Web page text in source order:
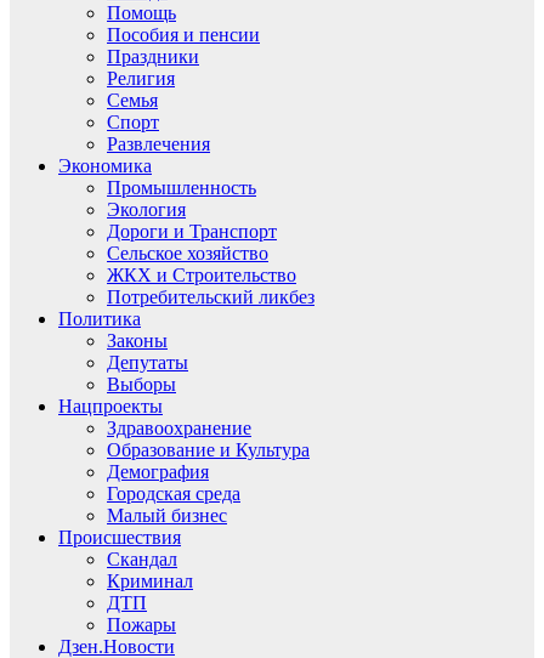
Помощь
Пособия и пенсии
Праздники
Религия
Семья
Спорт
Развлечения
Экономика
Промышленность
Экология
Дороги и Транспорт
Сельское хозяйство
ЖКХ и Строительство
Потребительский ликбез
Политика
Законы
Депутаты
Выборы
Нацпроекты
Здравоохранение
Образование и Культура
Демография
Городская среда
Малый бизнес
Происшествия
Скандал
Криминал
ДТП
Пожары
Дзен.Новости